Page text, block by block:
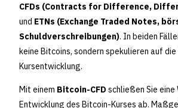
CFDs (Contracts for Difference,
und ETNs (Exchange Traded Notes,
Schuldverschreibungen). In beiden
keine Bitcoins, sondern spekulieren auf
Kursentwicklung.
Mit einem Bitcoin-CFD schließen Sie
Entwicklung des Bitcoin-Kurses ab.